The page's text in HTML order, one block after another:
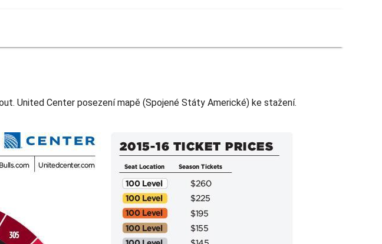
United Center posezení mapě (Spojené Státy Americké) ke stažení.